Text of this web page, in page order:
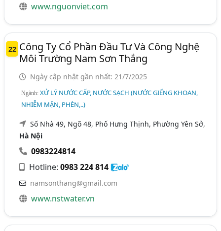
www.nguonviet.com
22 Công Ty Cổ Phần Đầu Tư Và Công Nghệ
Môi Trường Nam Sơn Thắng
Ngày cập nhật gần nhất: 21/7/2025
Ngành:XỬ LÝ NƯỚC CẤP, NƯỚC SẠCH (NƯỚC GIẾNG KHOAN,
NHIỄM MẶN, PHÈN,..)
Số Nhà 49, Ngõ 48, Phố Hưng Thịnh, Phường Yên Sở,
Hà Nội
0983224814
Hotline:0983 224 814
namsonthang@gmail.com
www.nstwater.vn